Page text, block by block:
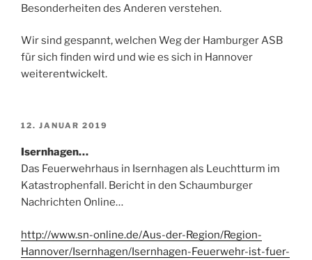
Besonderheiten des Anderen verstehen.
Wir sind gespannt, welchen Weg der Hamburger ASB
für sich finden wird und wie es sich in Hannover
weiterentwickelt.
VERÖFFENTLICHT
12. JANUAR 2019
Isernhagen…
Das Feuerwehrhaus in Isernhagen als Leuchtturm im
Katastrophenfall. Bericht in den Schaumburger
Nachrichten Online…
http://www.sn-online.de/Aus-der-Region/Region-
Hannover/Isernhagen/Isernhagen-Feuerwehr-ist-fuer-